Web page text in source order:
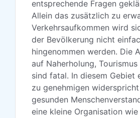
entsprechende Fragen
Allein das zusätzlich zu
Verkehrsaufkommen wird
der Bevölkerung nicht
hingenommen werden. Die
auf Naherholung,
sind fatal. In diesem Gebiet
zu genehmigen
gesunden
eine kleine Organisation wie